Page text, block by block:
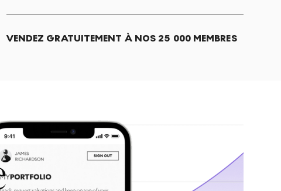
VENDEZ GRATUITEMENT À NOS 25 000 MEMBRES